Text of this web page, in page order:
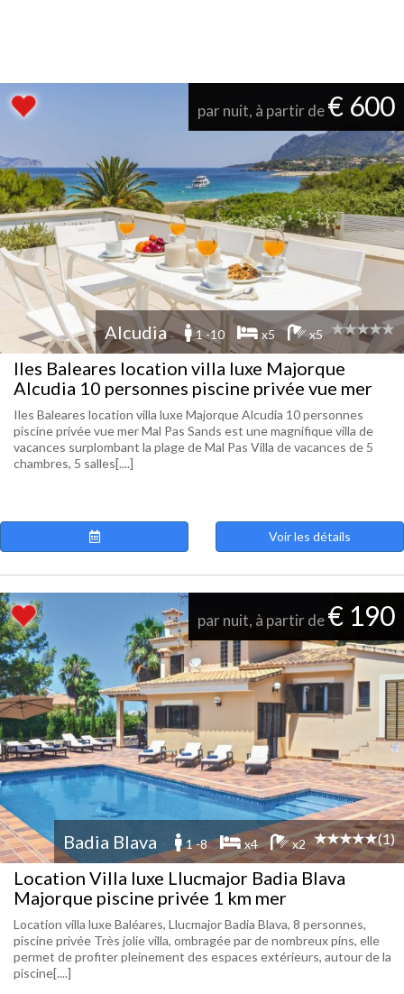
par nuit, à partir de€ 600
Alcudia 1 -10 x5 x5
Iles Baleares location villa luxe Majorque
Alcudia 10 personnes piscine privée vue mer
Iles Baleares location villa luxe Majorque Alcudia 10 personnes
piscine privée vue mer Mal Pas Sands est une magnifique villa de
vacances surplombant la plage de Mal Pas Villa de vacances de 5
chambres, 5 salles[....]
Voir les détails
par nuit, à partir de€ 190
Badia Blava 1 -8 x4 x2 (1)
Location Villa luxe Llucmajor Badia Blava
Majorque piscine privée 1 km mer
Location villa luxe Baléares, Llucmajor Badia Blava, 8 personnes,
piscine privée Très jolie villa, ombragée par de nombreux pins, elle
permet de profiter pleinement des espaces extérieurs, autour de la
piscine[....]